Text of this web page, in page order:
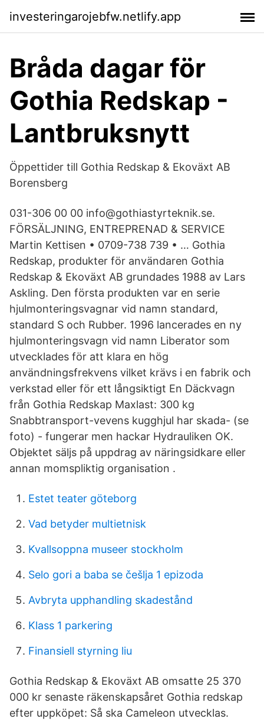
investeringarojebfw.netlify.app
Bråda dagar för
Gothia Redskap -
Lantbruksnytt
Öppettider till Gothia Redskap & Ekoväxt AB
Borensberg
031-306 00 00 info@gothiastyrteknik.se.
FÖRSÄLJNING, ENTREPRENAD & SERVICE
Martin Kettisen • 0709-738 739 • … Gothia
Redskap, produkter för användaren Gothia
Redskap & Ekoväxt AB grundades 1988 av Lars
Askling. Den första produkten var en serie
hjulmonteringsvagnar vid namn standard,
standard S och Rubber. 1996 lancerades en ny
hjulmonteringsvagn vid namn Liberator som
utvecklades för att klara en hög
användningsfrekvens vilket krävs i en fabrik och
verkstad eller för ett långsiktigt En Däckvagn
från Gothia Redskap Maxlast: 300 kg
Snabbtransport-vevens kugghjul har skada- (se
foto) - fungerar men hackar Hydrauliken OK.
Objektet säljs på uppdrag av näringsidkare eller
annan momspliktig organisation .
Estet teater göteborg
Vad betyder multietnisk
Kvallsoppna museer stockholm
Selo gori a baba se češlja 1 epizoda
Avbryta upphandling skadestånd
Klass 1 parkering
Finansiell styrning liu
Gothia Redskap & Ekoväxt AB omsatte 25 370
000 kr senaste räkenskapsåret Gothia redskap
efter uppköpet: Så ska Cameleon utvecklas.